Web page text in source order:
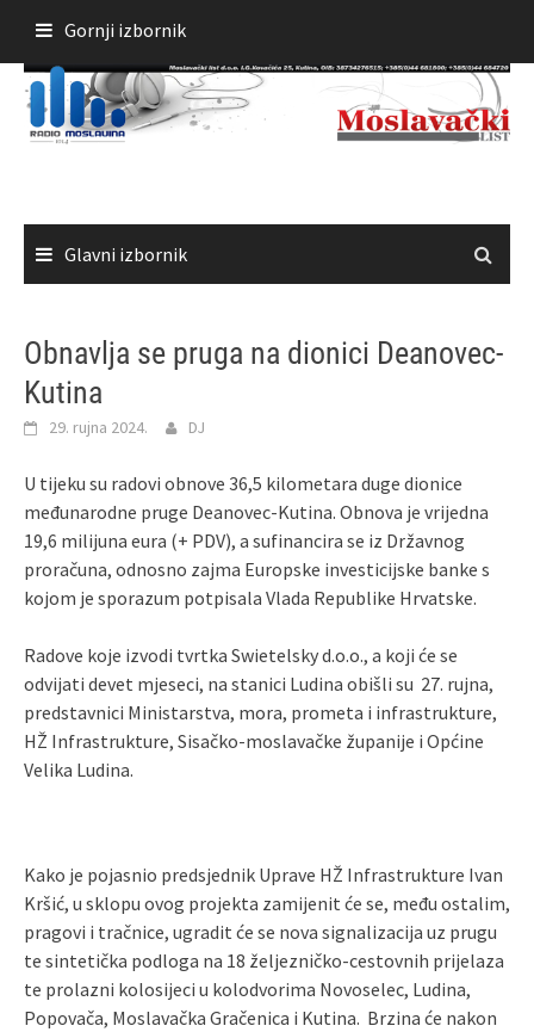
sadržaja
Gornji izbornik
Glavni izbornik
Obnavlja se pruga na dionici Deanovec-
Kutina
29. rujna 2024. DJ
U tijeku su radovi obnove 36,5 kilometara duge dionice
međunarodne pruge Deanovec-Kutina. Obnova je vrijedna
19,6 milijuna eura (+ PDV), a sufinancira se iz Državnog
proračuna, odnosno zajma Europske investicijske banke s
kojom je sporazum potpisala Vlada Republike Hrvatske.
Radove koje izvodi tvrtka Swietelsky d.o.o., a koji će se
odvijati devet mjeseci, na stanici Ludina obišli su 27. rujna,
predstavnici Ministarstva, mora, prometa i infrastrukture,
HŽ Infrastrukture, Sisačko-moslavačke županije i Općine
Velika Ludina.
Kako je pojasnio predsjednik Uprave HŽ Infrastrukture Ivan
Kršić, u sklopu ovog projekta zamijenit će se, među ostalim,
pragovi i tračnice, ugradit će se nova signalizacija uz prugu
te sintetička podloga na 18 željezničko-cestovnih prijelaza
te prolazni kolosijeci u kolodvorima Novoselec, Ludina,
Popovača, Moslavačka Gračenica i Kutina. Brzina će nakon